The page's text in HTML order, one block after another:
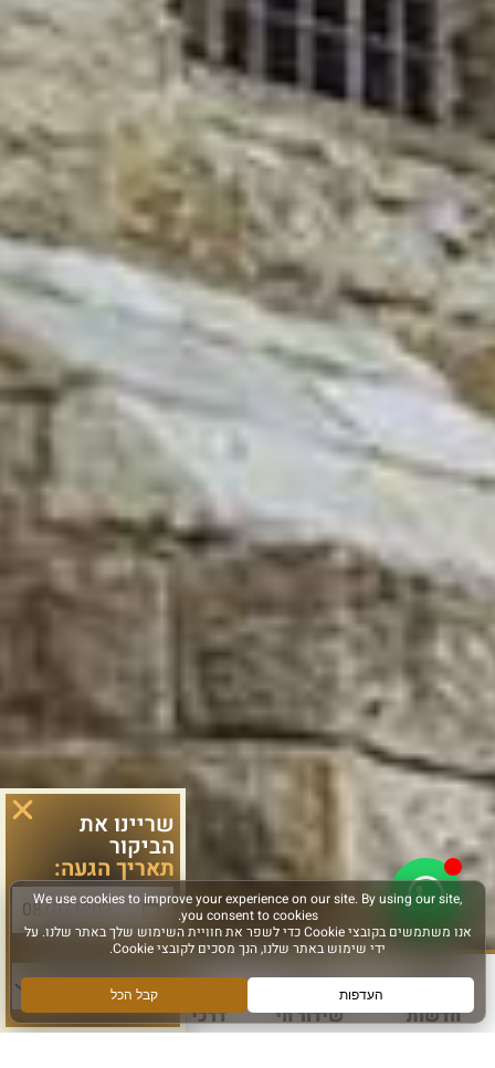
חדשות שידור חי דרכי הגעה עוד
שריינו את
הביקור
תאריך הגעה:
סוג פעילות: